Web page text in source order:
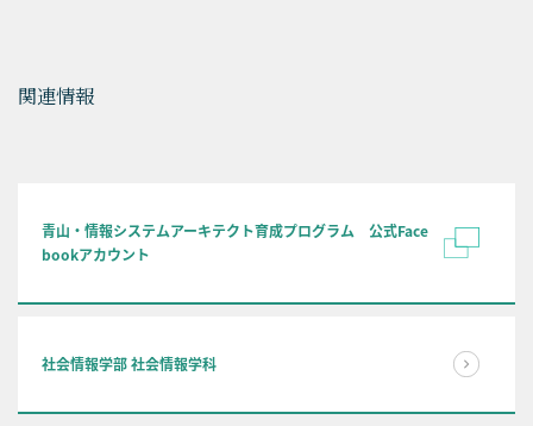
関連情報
青山・情報システムアーキテクト育成プログラム 公式Face
bookアカウント
社会情報学部 社会情報学科